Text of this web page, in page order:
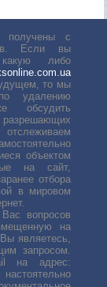
получены с
Если вы
либо
то мы
удалению
обсудить
объектом
на сайт,
отбора
в мировом
вопросов
на
являетесь,
запросом.
на адрес: